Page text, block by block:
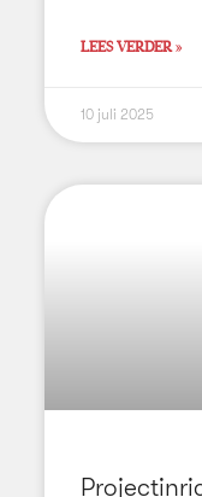
LEES VERDER »
10 juli 2025